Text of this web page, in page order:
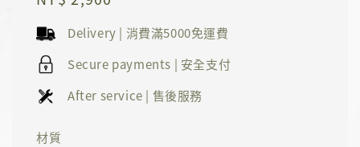
Delivery | 消費滿5000免運費
Secure payments | 安全支付
After service | 售後服務
材質